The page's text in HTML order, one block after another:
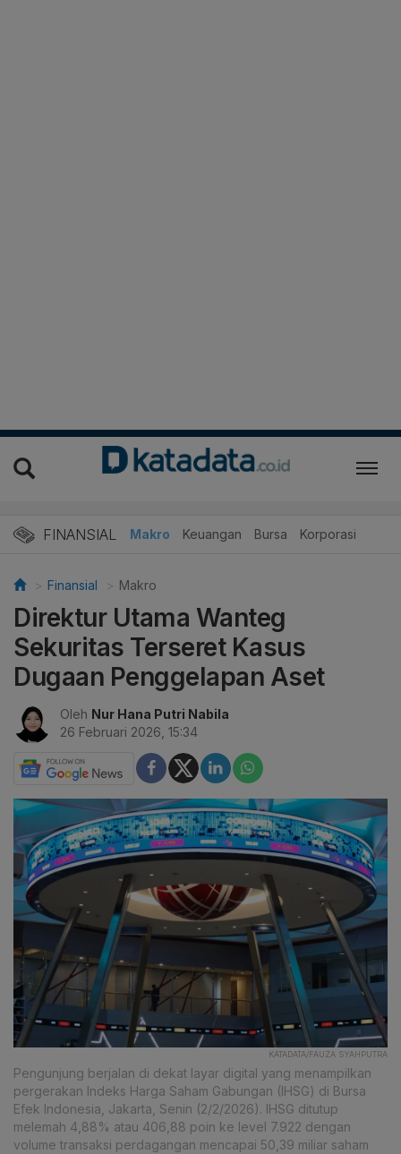
FINANSIAL Makro Keuangan Bursa Korporasi
Finansial Makro
Direktur Utama Wanteg
Sekuritas Terseret Kasus
Dugaan Penggelapan Aset
Oleh Nur Hana Putri Nabila
26 Februari 2026, 15:34
KATADATA/FAUZA SYAHPUTRA
Pengunjung berjalan di dekat layar digital yang menampilkan
pergerakan Indeks Harga Saham Gabungan (IHSG) di Bursa
Efek Indonesia, Jakarta, Senin (2/2/2026). IHSG ditutup
melemah 4,88% atau 406,88 poin ke level 7.922 dengan
volume transaksi perdagangan mencapai 50,39 miliar saham